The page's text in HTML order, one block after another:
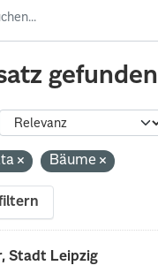
gefunden
Bäume
Stadt Leipzig